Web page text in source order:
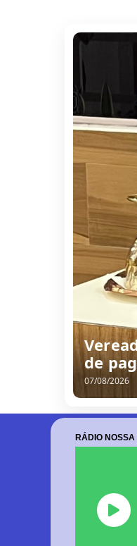
de
07/08/2026
RÁDIO NOSSA